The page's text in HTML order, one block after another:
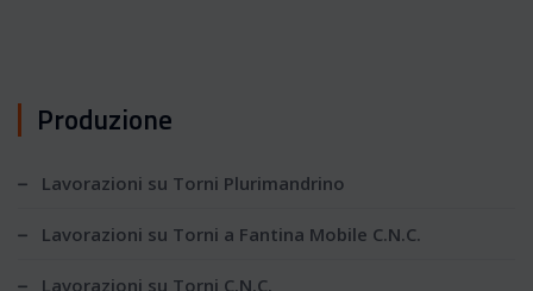
Produzione
Lavorazioni su Torni Plurimandrino
Lavorazioni su Torni a Fantina Mobile C.N.C.
Lavorazioni su Torni C.N.C.